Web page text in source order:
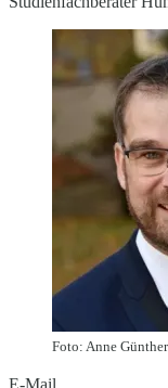
Foto: Anne
E-Mail